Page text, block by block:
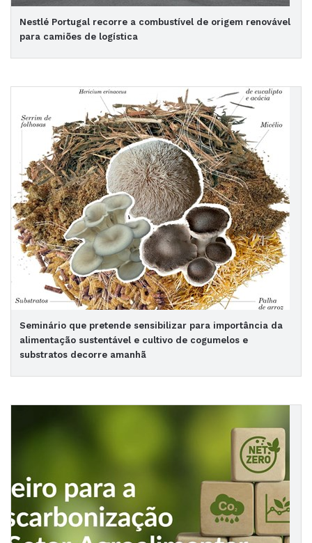
Nestlé Portugal recorre a combustível de origem renovável
para camiões de logística
Seminário que pretende sensibilizar para importância da
alimentação sustentável e cultivo de cogumelos e
substratos decorre amanhã